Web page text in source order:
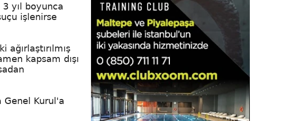
yıl boyunca
işlenirse
kapsam dışı
Kurul'a